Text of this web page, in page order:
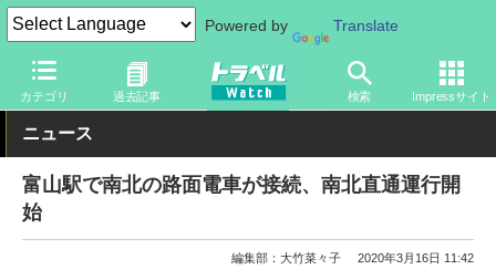
Powered by Translate
カテゴリ 過去記事 検索 Impressサイト
トラベル Watch 地域 国内旅行 中部
ニュース
富山駅で南北の路面電車が接続、南北直通運行開
始
編集部：大竹菜々子 2020年3月16日 11:42